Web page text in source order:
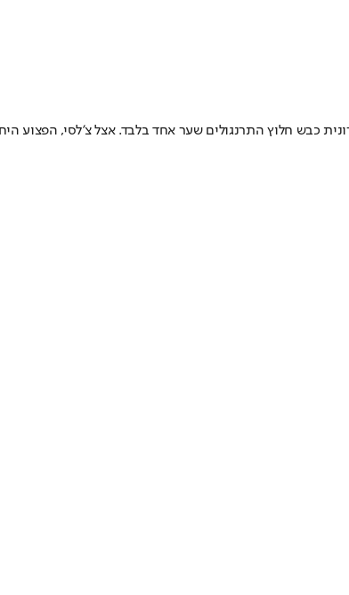
כבש חלוץ התרנגולים שער אחד בלבד. אצל צ'לסי, הפצוע